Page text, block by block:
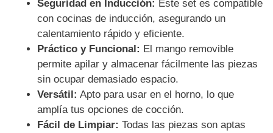
Seguridad en Inducción: Este set es compatible
con cocinas de inducción, asegurando un
calentamiento rápido y eficiente.
Práctico y Funcional: El mango removible
permite apilar y almacenar fácilmente las piezas
sin ocupar demasiado espacio.
Versátil: Apto para usar en el horno, lo que
amplía tus opciones de cocción.
Fácil de Limpiar: Todas las piezas son aptas